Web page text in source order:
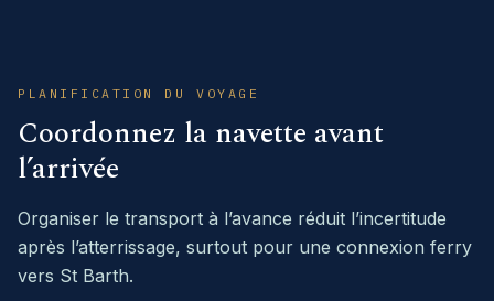
PLANIFICATION DU VOYAGE
Coordonnez la navette avant
l’arrivée
Organiser le transport à l’avance réduit l’incertitude
après l’atterrissage, surtout pour une connexion ferry
vers St Barth.